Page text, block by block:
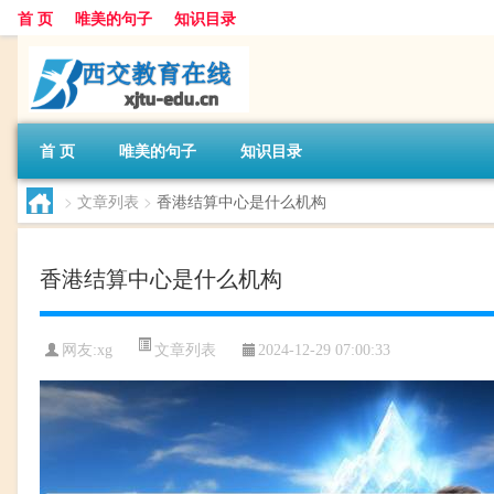
首 页 唯美的句子 知识目录
首 页 唯美的句子 知识目录
> 文章列表 > 香港结算中心是什么机构
香港结算中心是什么机构
网友:xg 文章列表 2024-12-29 07:00:33